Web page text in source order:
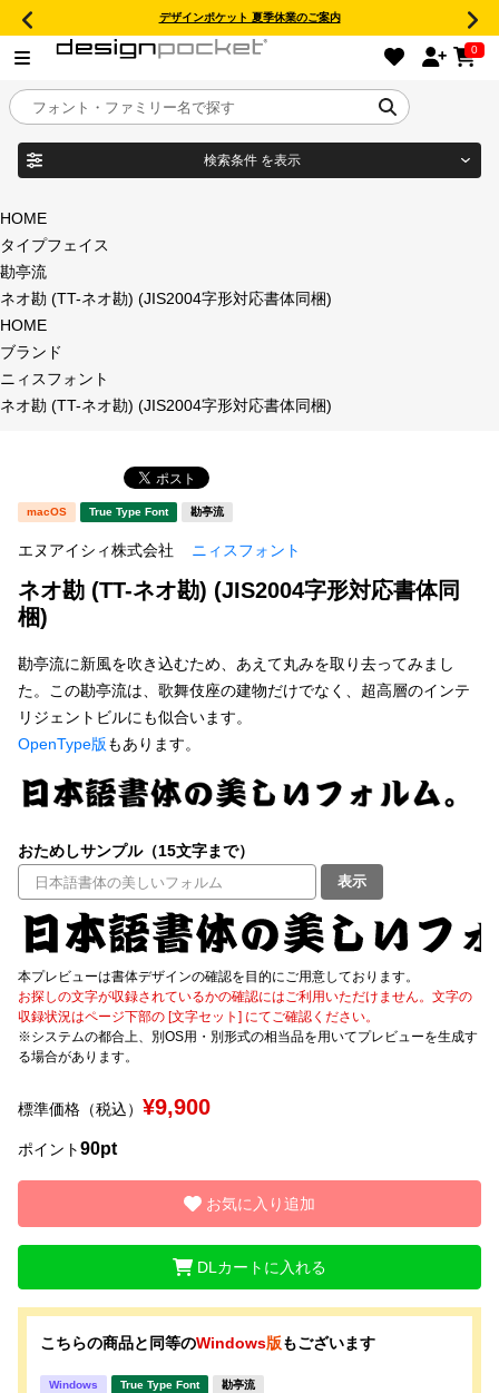
デザインポケット 夏季休業のご案内
0
目的別フォントガイド
特集
おすすめ
年間ライセンス商品
新着一覧
カート
マイページ
お気に入り
ご利用ガイド
よくあるご質問
お問い合わせ
検索条件 を表示
商品名
フォント形式
タイプフェイス
明朝体
教科書体 行書体
草書体 勘亭流
江戸文字
すべてを表示
太さ・ウェイト
セット or 単体
文字種類
価格帯
リセット 検索
HOME
タイプフェイス
勘亭流
ネオ勘 (TT-ネオ勘) (JIS2004字形対応書体同梱)
HOME
ブランド
ニィスフォント
ネオ勘 (TT-ネオ勘) (JIS2004字形対応書体同梱)
macOS True Type Font 勘亭流
エヌアイシィ株式会社 ニィスフォント
ネオ勘 (TT-ネオ勘) (JIS2004字形対応書体同
梱)
勘亭流に新風を吹き込むため、あえて丸みを取り去ってみまし
た。この勘亭流は、歌舞伎座の建物だけでなく、超高層のインテ
リジェントビルにも似合います。
OpenType版もあります。
おためしサンプル（15文字まで）
表示
本プレビューは書体デザインの確認を目的にご用意しております。
お探しの文字が収録されているかの確認にはご利用いただけません。文字の
収録状況はページ下部の [文字セット] にてご確認ください。
※システムの都合上、別OS用・別形式の相当品を用いてプレビューを生成す
る場合があります。
標準価格（税込） ¥9,900
ポイント90pt
お気に入り追加
DLカートに入れる
こちらの商品と同等のWindows版もございます
Windows True Type Font 勘亭流